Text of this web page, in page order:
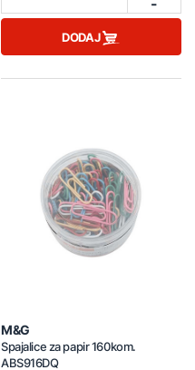
DODAJ
M&G
Spajalice za papir 160kom.
ABS916DQ